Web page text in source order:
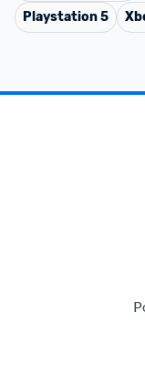
Playstation 5